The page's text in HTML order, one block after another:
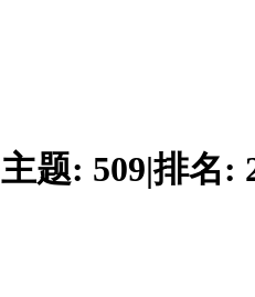
主题: 509|排名: